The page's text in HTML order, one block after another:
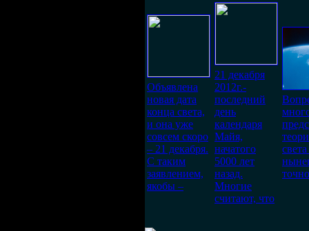
Объявлена
новая дата
конца света,
и она уже
совсем скоро
– 21 декабря.
С таким
заявлением,
якобы –
21 декабря
2012г.-
последний
день
календаря
Майя,
начатого
5000 лет
назад.
Многие
считают, что